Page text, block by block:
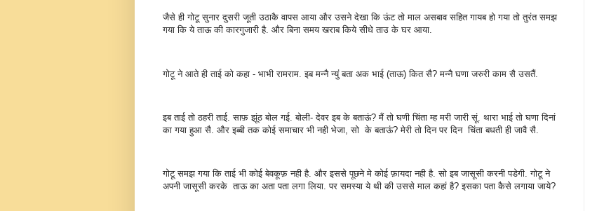
जैसे ही गोटू सुनार दुसरी जूती उठाकै वापस आया और उसने देखा कि ऊंट तो माल असबाव सहित गायब हो गया तो तुरंत समझ
गया कि ये ताऊ की कारगुजारी है. और बिना समय खराब किये सीधे ताउ के घर आया.
गोटू ने आते ही ताई को कहा - भाभी रामराम. इब मन्नै न्युं बता अक भाई (ताऊ) कित सै? मन्नै घणा जरुरी काम सै उसतैं.
इब ताई तो ठहरी ताई. साफ़ झूंठ बोल गई. बोली- देवर इब के बताऊं? मैं तो घणी चिंता म्ह मरी जारी सूं. थारा भाई तो घणा दिनां
का गया हुआ सै. और इब्बी तक कोई समाचार भी नही भेजा, सो के बताऊं? मेरी तो दिन पर दिन चिंता बधती ही जावै सै.
गोटू समझ गया कि ताई भी कोई बेवकूफ़ नही है. और इससे पूछने मे कोई फ़ायदा नही है. सो इब जासूसी करनी पडेगी. गोटू ने
अपनी जासूसी करके ताऊ का अता पता लगा लिया. पर समस्या ये थी की उससे माल कहां है? इसका पता कैसे लगाया जाये?